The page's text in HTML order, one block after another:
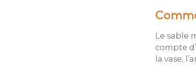
Le sable
compte
la vase,